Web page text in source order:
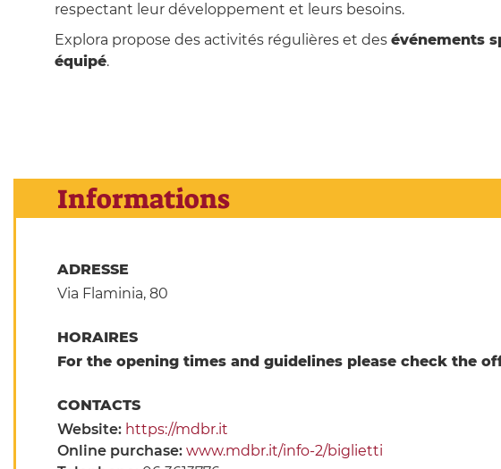
respectant leur développement et leurs besoins.
Explora propose des activités régulières et des événements
équipé.
Informations
ADRESSE
Via Flaminia, 80
HORAIRES
For the opening times and guidelines please check the
CONTACTS
Website: https://mdbr.it
Online purchase: www.mdbr.it/info-2/biglietti